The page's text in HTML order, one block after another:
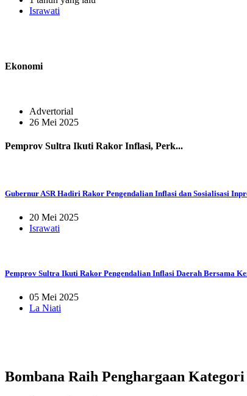
Israwati
Ekonomi
Advertorial
26 Mei 2025
Pemprov Sultra Ikuti Rakor Inflasi, Perk...
Gubernur ASR Hadiri Rakor Pengendalian Inflasi dan Sosialisasi
20 Mei 2025
Israwati
Pemprov Sultra Ikuti Rakor Pengendalian Inflasi Daerah Bersama
05 Mei 2025
La Niati
Bombana Raih Penghargaan